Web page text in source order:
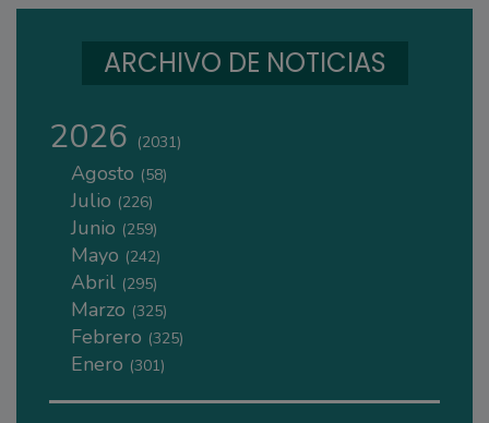
ARCHIVO DE NOTICIAS
2026 (2031)
Agosto (58)
Julio (226)
Junio (259)
Mayo (242)
Abril (295)
Marzo (325)
Febrero (325)
Enero (301)